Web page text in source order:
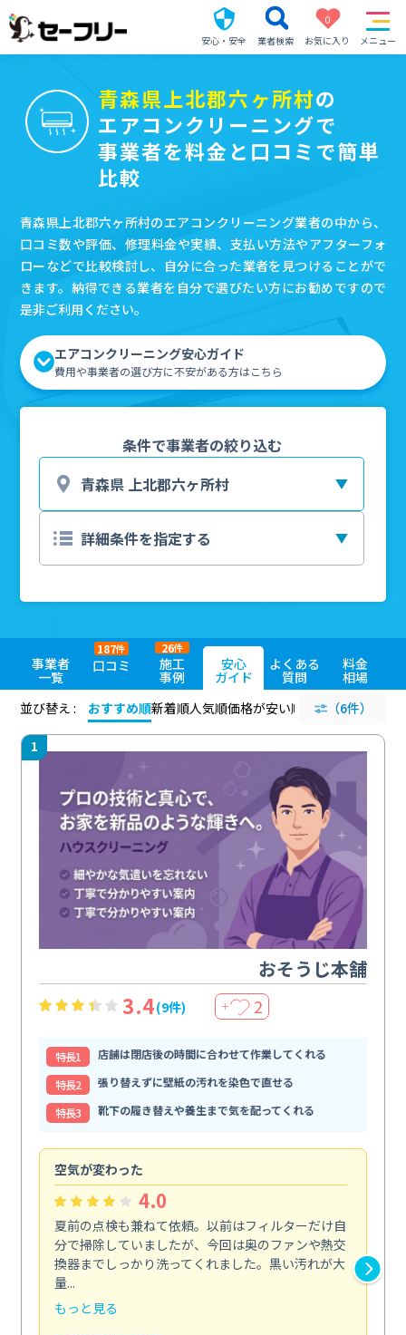
安心・安全 業者検索
0
お気に入り
メニュー
青森県上北郡六ヶ所村の
エアコンクリーニングで
事業者を料金と口コミで簡単
比較
青森県上北郡六ヶ所村のエアコンクリーニング業者の中から、
口コミ数や評価、修理料金や実績、支払い方法やアフターフォ
ローなどで比較検討し、自分に合った業者を見つけることがで
きます。納得できる業者を自分で選びたい方にお勧めですので
是非ご利用ください。
エアコンクリーニング安心ガイド
費用や事業者の選び方に不安がある方はこちら
条件で事業者の絞り込む
事業者
一覧
口コミ
187件
施工
事例
26件
安心
ガイド
よくある
質問
料金
相場
並び替え :
おすすめ順新着順人気順価格が安い順 評価が高い順
（6件）
1
おそうじ本舗
3.4(9件) ＋ 2
特⻑1
店舗は閉店後の時間に合わせて作業してくれる
特⻑2
張り替えずに壁紙の汚れを染色で直せる
特⻑3
靴下の履き替えや養生まで気を配ってくれる
空気が変わった
4.0
夏前の点検も兼ねて依頼。以前はフィルターだけ自
分で掃除していましたが、今回は奥のファンや熱交
換器までしっかり洗ってくれました。黒い汚れが大
量...
もっと見る